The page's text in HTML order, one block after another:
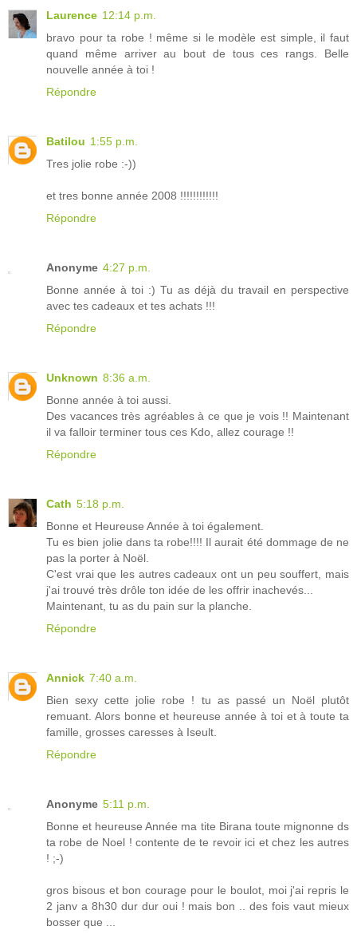
Laurence 12:14 p.m.
bravo pour ta robe ! même si le modèle est simple, il faut
quand même arriver au bout de tous ces rangs. Belle
nouvelle année à toi !
Répondre
Batilou 1:55 p.m.
Tres jolie robe :-))
et tres bonne année 2008 !!!!!!!!!!!!
Répondre
Anonyme 4:27 p.m.
Bonne année à toi :) Tu as déjà du travail en perspective
avec tes cadeaux et tes achats !!!
Répondre
Unknown 8:36 a.m.
Bonne année à toi aussi.
Des vacances très agréables à ce que je vois !! Maintenant
il va falloir terminer tous ces Kdo, allez courage !!
Répondre
Cath 5:18 p.m.
Bonne et Heureuse Année à toi également.
Tu es bien jolie dans ta robe!!!! Il aurait été dommage de ne
pas la porter à Noël.
C'est vrai que les autres cadeaux ont un peu souffert, mais
j'ai trouvé très drôle ton idée de les offrir inachevés...
Maintenant, tu as du pain sur la planche.
Répondre
Annick 7:40 a.m.
Bien sexy cette jolie robe ! tu as passé un Noël plutôt
remuant. Alors bonne et heureuse année à toi et à toute ta
famille, grosses caresses à Iseult.
Répondre
Anonyme 5:11 p.m.
Bonne et heureuse Année ma tite Birana toute mignonne ds
ta robe de Noel ! contente de te revoir ici et chez les autres
! ;-)
gros bisous et bon courage pour le boulot, moi j'ai repris le
2 janv a 8h30 dur dur oui ! mais bon .. des fois vaut mieux
bosser que ...